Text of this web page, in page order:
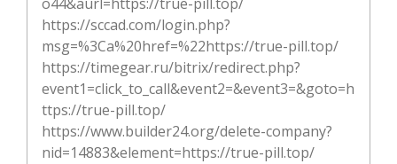
https://sccad.com/login.php?
msg=%3Ca%20href=%22https://true-pill.top/
https://timegear.ru/bitrix/redirect.php?
event1=click_to_call&event2=&event3=&goto=h
ttps://true-pill.top/
https://www.builder24.org/delete-company?
nid=14883&element=https://true-pill.top/